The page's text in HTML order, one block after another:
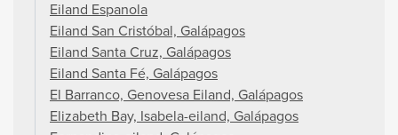
Eiland Espanola
Eiland San Cristóbal, Galápagos
Eiland Santa Cruz, Galápagos
Eiland Santa Fé, Galápagos
El Barranco, Genovesa Eiland, Galápagos
Elizabeth Bay, Isabela-eiland, Galápagos